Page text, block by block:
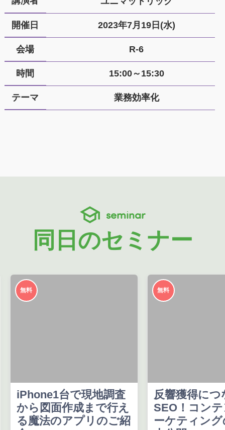
開催日 2023年7月19日(水)
会場 R-6
時間 15:00～15:30
テーマ 業務効率化
seminar
同日のセミナー
無料
iPhone1台で現地調査
から図面作成まで行え
る魔法のアプリのご紹
無料
反響獲得につ
SEO！コン
ーケティン